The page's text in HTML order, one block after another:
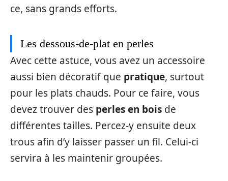
ce, sans grands efforts.
Les dessous-de-plat en perles
Avec cette astuce, vous avez un accessoire
aussi bien décoratif que pratique, surtout
pour les plats chauds. Pour ce faire, vous
devez trouver des perles en bois de
différentes tailles. Percez-y ensuite deux
trous afin d’y laisser passer un fil. Celui-ci
servira à les maintenir groupées.